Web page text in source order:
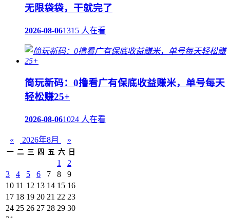
无限袋袋，干就完了
2026-08-061315 人在看
简玩新码：0撸看广有保底收益赚米，单号每天
轻松赚25+
2026-08-061024 人在看
« 2026年8月 »
一 二 三 四 五 六 日
1
2
3
4 5 6 7 8
9
10 11 12 13 14 15 16
17 18 19 20 21 22 23
24 25 26 27 28 29 30